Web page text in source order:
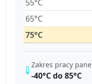
55°C
65°C
75°C
Zakres pracy
-40°C do 85°C